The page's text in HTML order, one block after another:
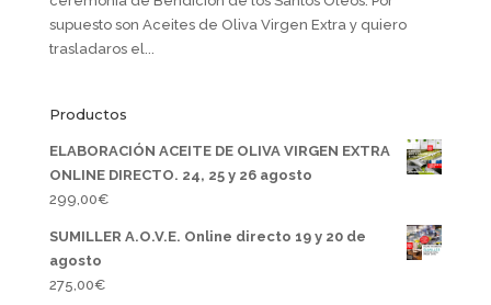
supuesto son Aceites de Oliva Virgen Extra y quiero
trasladaros el...
Productos
ELABORACIÓN ACEITE DE OLIVA VIRGEN EXTRA
ONLINE DIRECTO. 24, 25 y 26 agosto
299,00€
SUMILLER A.O.V.E. Online directo 19 y 20 de
agosto
275,00€